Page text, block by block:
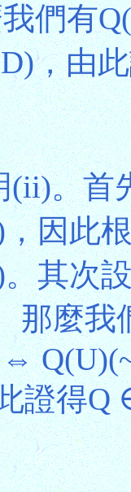
們有
，由
(ii)。首
因此
其次
那麼
證得Q